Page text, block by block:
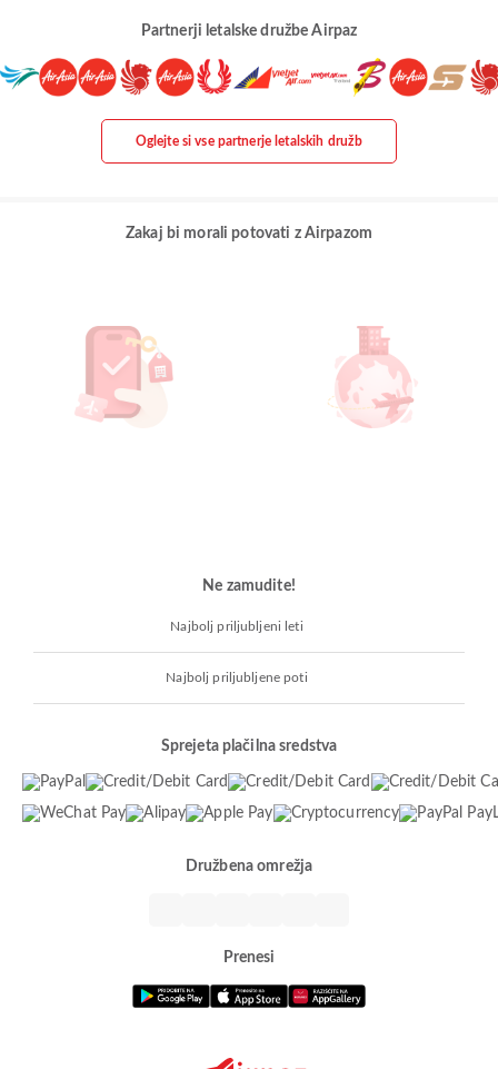
Partnerji letalske družbe Airpaz
Oglejte si vse partnerje letalskih družb
Zakaj bi morali potovati z Airpazom
Ne zamudite!
Najbolj priljubljeni leti
Najbolj priljubljene poti
Sprejeta plačilna sredstva
Družbena omrežja
Prenesi